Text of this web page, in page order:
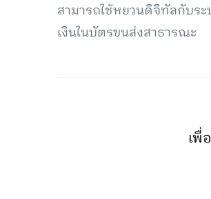
สามารถใช้หยวนดิจิทัลกับร
เงินในบัตรขนส่งสาธารณะ
เพื่